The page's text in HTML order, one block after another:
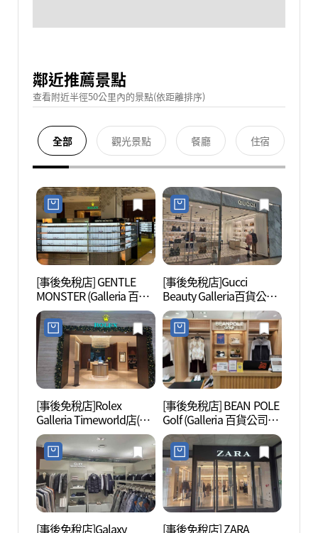
鄰近推薦景點
查看附近半徑50公里內的景點(依距離排序)
全部 觀光景點 餐廳 住宿
[事後免稅店] GENTLE
MONSTER (Galleria 百貨
公司 Timeworld店)(젠틀
몬스터 갤러리아백화점
타임월드점)
[事後免稅店]Gucci
Beauty Galleria百貨公司
Timeworld店(구찌뷰티
갤러리아백화점 타임월
드점)
[事後免稅店]Rolex
Galleria Timeworld店(롤
렉스 갤러리아 타임월드
점)
[事後免稅店] BEAN POLE
Golf (Galleria 百貨公司
Timeworld店)(빈폴골프
갤러리아백화점 타임월
드점)
[事後免稅店]Galaxy
[事後免稅店] ZARA